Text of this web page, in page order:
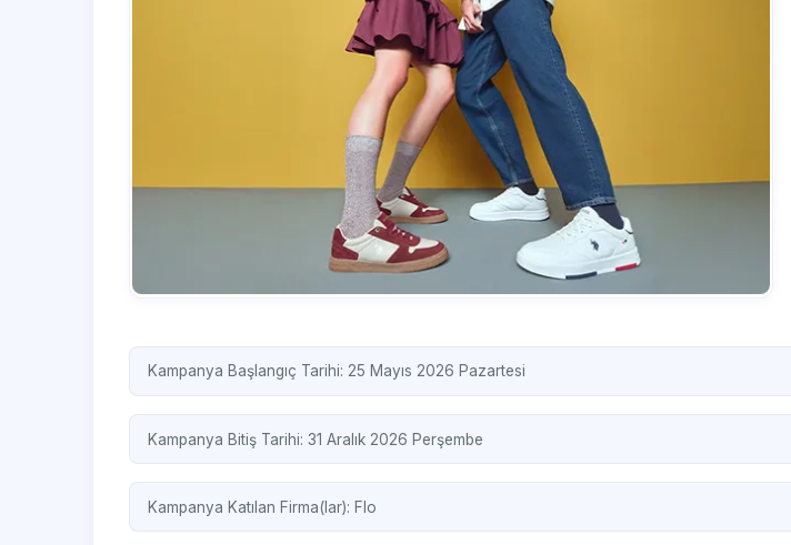
Kampanya Başlangıç Tarihi: 25 Mayıs 2026 Pazartesi
Kampanya Bitiş Tarihi: 31 Aralık 2026 Perşembe
Kampanya Katılan Firma(lar): Flo